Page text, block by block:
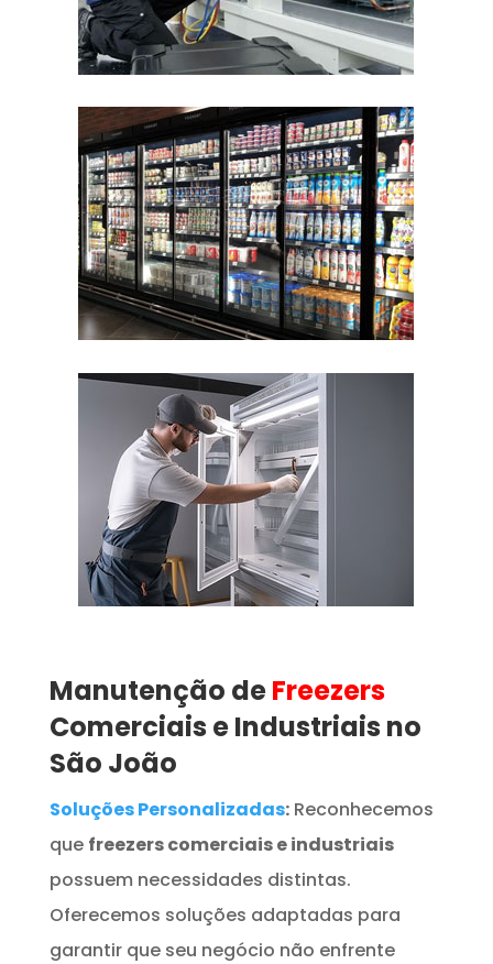
Manutenção deFreezers
Comerciais e Industriais no
São João
Soluções Personalizadas:Reconhecemos
que freezers comerciais e industriais
possuem necessidades distintas.
Oferecemos soluções adaptadas para
garantir que seu negócio não enfrente